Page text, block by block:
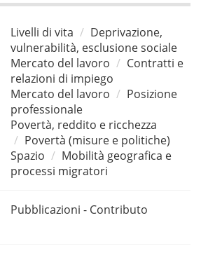
Livelli di vita
Deprivazione,
vulnerabilità, esclusione sociale
Mercato del lavoro
Contratti e
relazioni di impiego
Mercato del lavoro
Posizione
professionale
Povertà, reddito e ricchezza
Povertà (misure e politiche)
Spazio
Mobilità geografica e
processi migratori
Pubblicazioni - Contributo